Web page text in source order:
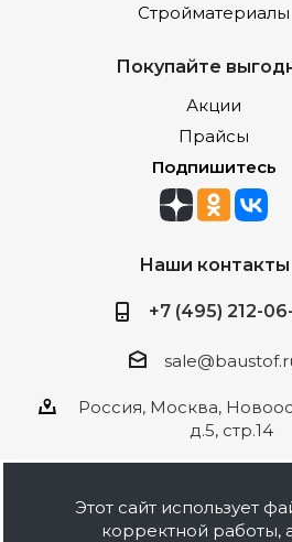
Стройматериалы
Покупайте
Акции
Прайсы
Подпишитесь
Наши контакты
+7 (495) 212-
Россия, Москва,
д.5, стр.14
Этот сайт использует
корректной работы,